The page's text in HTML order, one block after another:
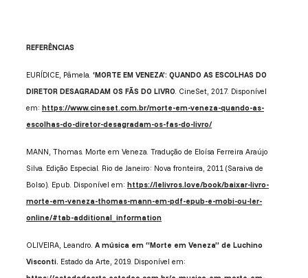
REFERÊNCIAS
EURÍDICE, Pâmela. ‘MORTE EM VENEZA’: QUANDO AS ESCOLHAS DO
DIRETOR DESAGRADAM OS FÃS DO LIVRO. CineSet, 2017. Disponível
em: https://www.cineset.com.br/morte-em-veneza-quando-as-
escolhas-do-diretor-desagradam-os-fas-do-livro/
MANN, Thomas. Morte em Veneza. Tradução de Eloísa Ferreira Araújo
Silva. Edição Especial. Rio de Janeiro: Nova fronteira, 2011 (Saraiva de
Bolso). Epub. Disponível em: https://lelivros.love/book/baixar-livro-
morte-em-veneza-thomas-mann-em-pdf-epub-e-mobi-ou-ler-
online/#tab-additional_information
OLIVEIRA, Leandro. A música em “Morte em Veneza” de Luchino
Visconti. Estado da Arte, 2019. Disponível em: